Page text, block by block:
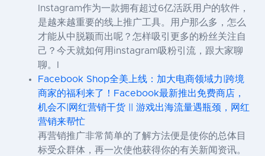
Instagram作为一款拥有超过6亿活跃用户的软件，
是越来越重要的线上推广工具。用户那么多，怎么
才能从中脱颖而出呢？怎样吸引更多的粉丝关注自
己？今天就如何用instagram吸粉引流，跟大家聊
聊。I
Facebook Shop全美上线：加大电商领域力|跨境
商家的福利来了！Facebook最新推出免费商店，
机会不|网红营销干货 || 游戏出海流量遇瓶颈，网红
营销来帮忙
再营销推广非常简单的了解方法便是使你的总体目
标受众群体，再一次使他获得你的有关新闻资讯。